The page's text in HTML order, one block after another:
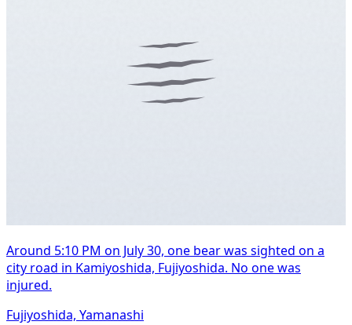
Around 5:10 PM on July 30, one bear was sighted on a
city road in Kamiyoshida, Fujiyoshida. No one was
injured.
Fujiyoshida, Yamanashi